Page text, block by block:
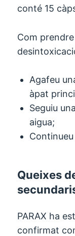
conté 15
Com
Agafeu
àpat
Seguiu
aigua;
Queixes
PARAX ha
confirmat